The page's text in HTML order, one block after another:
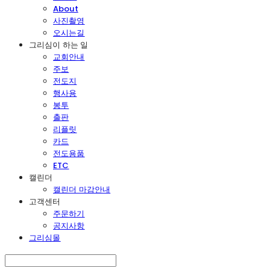
About
사진촬영
오시는길
그리심이 하는 일
교회안내
주보
전도지
행사용
봉투
출판
리플릿
카드
전도용품
ETC
캘린더
캘린더 마감안내
고객센터
주문하기
공지사항
그리심몰